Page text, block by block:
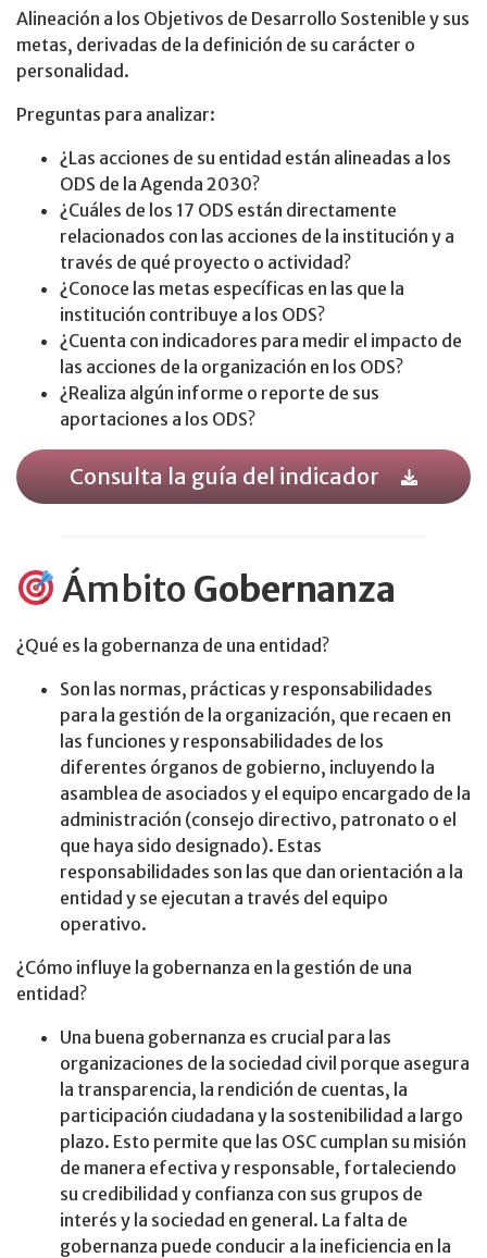
Alineación a los Objetivos de Desarrollo Sostenible y sus
metas, derivadas de la definición de su carácter o
personalidad.
Preguntas para analizar:
¿Las acciones de su entidad están alineadas a los
ODS de la Agenda 2030?
¿Cuáles de los 17 ODS están directamente
relacionados con las acciones de la institución y a
través de qué proyecto o actividad?
¿Conoce las metas específicas en las que la
institución contribuye a los ODS?
¿Cuenta con indicadores para medir el impacto de
las acciones de la organización en los ODS?
¿Realiza algún informe o reporte de sus
aportaciones a los ODS?
Consulta la guía del indicador
Ámbito Gobernanza
¿Qué es la gobernanza de una entidad?
Son las normas, prácticas y responsabilidades
para la gestión de la organización, que recaen en
las funciones y responsabilidades de los
diferentes órganos de gobierno, incluyendo la
asamblea de asociados y el equipo encargado de la
administración (consejo directivo, patronato o el
que haya sido designado). Estas
responsabilidades son las que dan orientación a la
entidad y se ejecutan a través del equipo
operativo.
¿Cómo influye la gobernanza en la gestión de una
entidad?
Una buena gobernanza es crucial para las
organizaciones de la sociedad civil porque asegura
la transparencia, la rendición de cuentas, la
participación ciudadana y la sostenibilidad a largo
plazo. Esto permite que las OSC cumplan su misión
de manera efectiva y responsable, fortaleciendo
su credibilidad y confianza con sus grupos de
interés y la sociedad en general. La falta de
gobernanza puede conducir a la ineficiencia en la